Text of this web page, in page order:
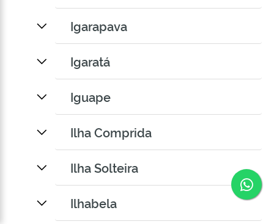
Igarapava
Igaratá
Iguape
Ilha Comprida
Ilha Solteira
Ilhabela